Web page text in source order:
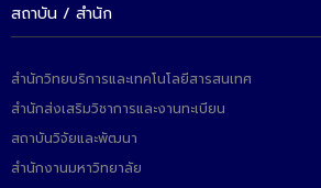
สถาบัน / สำนัก
สำนักวิทยบริการและเทคโนโลยีสารสนเทศ
สำนักส่งเสริมวิชาการและงานทะเบียน
สถาบันวิจัยและพัฒนา
สำนักงานมหาวิทยาลัย